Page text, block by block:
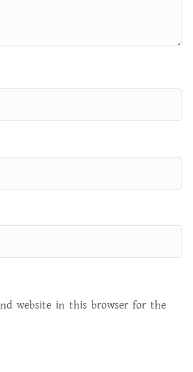
website in this browser for the